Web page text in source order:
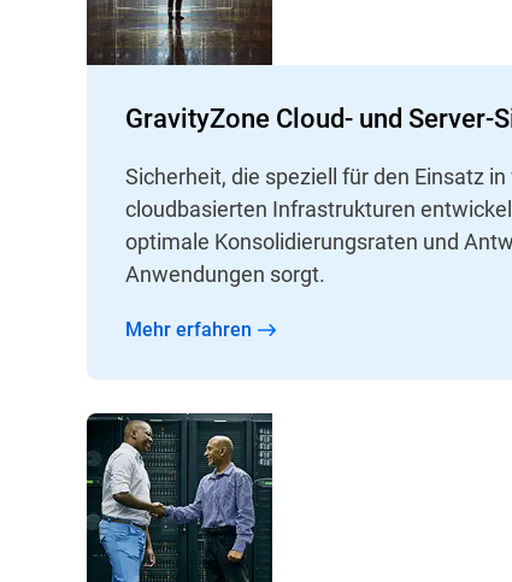
GravityZone Cloud- und Server-
Sicherheit, die speziell für den Einsatz
cloudbasierten Infrastrukturen
optimale Konsolidierungsraten und
Anwendungen sorgt.
Mehr erfahren